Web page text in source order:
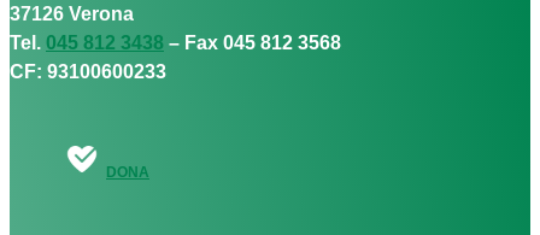
37126 Verona
Tel. 045 812 3438 – Fax 045 812 3568
CF: 93100600233
DONA